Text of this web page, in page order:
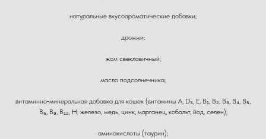
натуральные вкусоароматические добавки;
дрожжи;
жом свекловичный;
масло подсолнечника;
витаминно‑минеральная добавка для кошек (витамины А, D₃, Е, В₁, В₂, В₃, В₄, В₅,
В₆, В₉, В₁₂, Н; железо, медь, цинк, марганец, кобальт, йод, селен);
аминокислоты (таурин);